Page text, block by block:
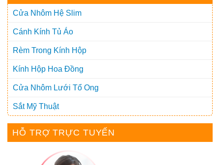
Cửa Nhôm Hệ Slim
Cánh Kính Tủ Áo
Rèm Trong Kính Hộp
Kính Hộp Hoa Đồng
Cửa Nhôm Lưới Tổ Ong
Sắt Mỹ Thuật
HỖ TRỢ TRỰC TUYẾN